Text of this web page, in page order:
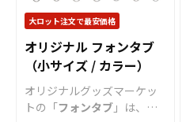
ィ、販促アイテムなど幅広
い用途に最適です。
ナルグッズの制作やOEMを
ご検討中の業者様もお気軽
にご相談ください。
気軽にご相談ください。
大ロット注文で最安価格
オリジナル フォンタブ
（小サイズ / カラー）
オリジナルグッズマーケッ
トの「フォンタブ 」は、ス